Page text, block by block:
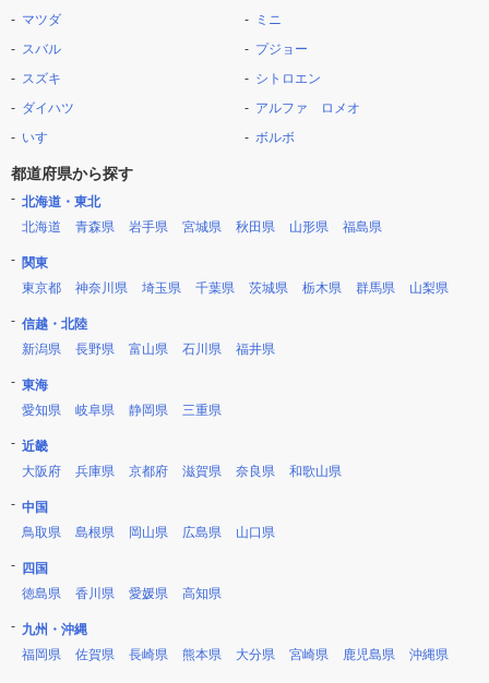
マツダ
スバル
スズキ
ダイハツ
いすゞ
ミニ
プジョー
シトロエン
アルファ ロメオ
ボルボ
都道府県から探す
北海道・東北
北海道
青森県 岩手県 宮城県 秋田県 山形県 福島県
関東
東京都
神奈川県 埼玉県 千葉県 茨城県 栃木県 群馬県 山梨県
信越・北陸
新潟県
長野県 富山県 石川県 福井県
東海
愛知県
岐阜県 静岡県 三重県
近畿
大阪府
兵庫県 京都府 滋賀県 奈良県 和歌山県
中国
鳥取県
島根県 岡山県 広島県 山口県
四国
徳島県
香川県 愛媛県 高知県
九州・沖縄
福岡県
佐賀県 長崎県 熊本県 大分県 宮崎県 鹿児島県 沖縄県